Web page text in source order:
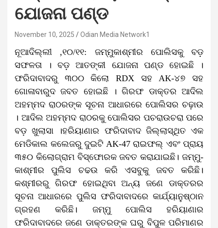
ଯୋଜନା ପଣ୍ଡ
November 10, 2025 Odian Media Network1
ନୂଆଦିଲ୍ଲୀ ,୧୦/୧୧: ଜମ୍ମୁକାଶ୍ମୀର ପୋଲିସକୁ ବଡ଼
ସଫଳତା । ବଡ଼ ଆତଙ୍କୀ ଯୋଜନା ପଣ୍ଡ ହୋଇଛି ।
ଫରିଦାବାଦରୁ ୩୦୦ କିଲୋ RDX ସହ AK-୪୭ ସହ
ଗୋଳାବାରୁଦ ଜବତ ହୋଇଛି । ଗିରଫ ଡାକ୍ତର ଆଦିଲ
ଅହମ୍ମଦ ରାଠରଙ୍କ ସୂଚନା ଆଧାରରେ ପୋଲିସର ଚଢ଼ାଉ
। ଆଦିଲ ଅହମ୍ମଦ ରାଠରକୁ ପୋଲିସର ପଚରାଉଚରା ପରେ
ବଡ଼ ଖୁଲାସା ।ହରିୟାଣାର ଫରିଦାବାଦ ଜିଲ୍ଲାସ୍ଥିତ ଏକ
ମେଡିକାଲ କଲେଜରୁ ଦୁଇଟି AK-47 ରାଇଫଲ୍ ଏବଂ ପ୍ରାୟ
୩୫୦ କିଲୋଗ୍ରାମ ବିସ୍ଫୋରକ ଜବତ କରାଯାଇଛି। ଜମ୍ମୁ-
କାଶ୍ମୀର ପୁଲିସ ଚଢଉ କରି ଏସବୁକୁ ଜବତ କରିଛି।
କଶ୍ମୀରରୁ ଗିରଫ ହୋଇଥିବା ଅନ୍ୟ ଜଣେ ଡାକ୍ତରର
ସୂଚନା ଆଧାରରେ ପୁଲିସ ଫରିଦାବାଦରେ କାର୍ଯ୍ୟାନୁଷ୍ଠାନ
ଗ୍ରହଣ କରିଛି। ଜମ୍ମୁ ପୋଲିସ ହରିୟାଣାର
ଫରିଦାବାଦରେ ଜଣେ ଡାକ୍ତରଙ୍କ ଘରୁ ବିପୁଳ ପରିମାଣର